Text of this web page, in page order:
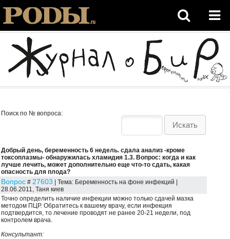
Поиск по № вопроса:
Добрый день, беременность 6 недель. сдала анализ -кроме
токсоплазмы- обнаружилась хламидия 1.3. Вопрос: когда и как
лучше лечить, может дополнительно еще что-то сдать, какая
опасность для плода?
Вопрос # 27603 | Тема: Беременность на фоне инфекций |
28.06.2011, Таня киев
Точно определить наличие инфекции можно только сдачей мазка
методом ПЦР. Обратитесь к вашему врачу, если инфекция
подтвердится, то лечение проводят не ранее 20-21 недели, под
контролем врача.
Консультант: